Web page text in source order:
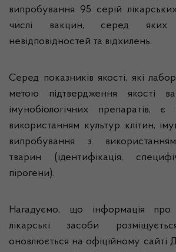
випробування 95 серій
числі вакцин, серед
невідповідностей та відхилень.
Серед показників якості, які
метою підтвердження якості
імунобіологічних препаратів,
використанням культур клітин,
випробування з
тварин (ідентифікація,
пірогени).
Нагадуємо, що інформація про
лікарські засоби
оновлюється на офіційному сайті